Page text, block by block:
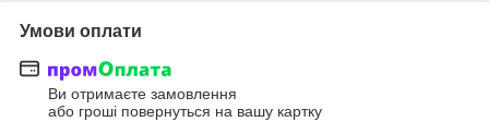
Умови оплати
Ви отримаєте замовлення
або гроші повернуться на вашу картку